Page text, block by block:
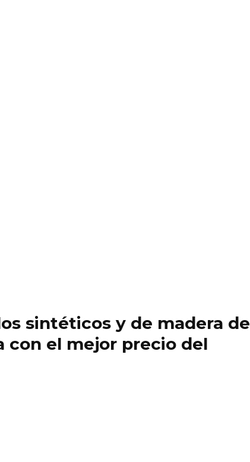
sintéticos y de madera de
con el mejor precio del